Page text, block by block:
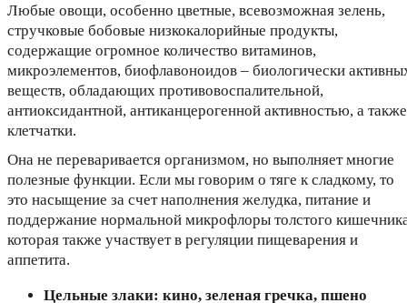
Любые овощи, особенно цветные, всевозможная зелень,
стручковые бобовые низкокалорийные продукты,
содержащие огромное количество витаминов,
микроэлементов, биофлавоноидов – биологически
веществ, обладающих противовоспалительной,
антиоксидантной, антиканцерогенной активностью, а также
клетчатки.
Она не переваривается организмом, но выполняет многие
полезные функции. Если мы говорим о тяге к сладкому, то
это насыщение за счет наполнения желудка, питание и
поддержание нормальной микрофлоры толстого
которая также участвует в регуляции пищеварения и
аппетита.
Цельные злаки: кино, зеленая гречка, пшено